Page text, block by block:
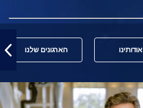
אודותינו הארגונים שלנו